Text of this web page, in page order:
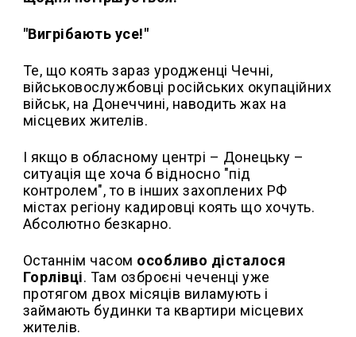
"Вигрібають усе!"
Те, що коять зараз уродженці Чечні,
військовослужбовці російських окупаційних
військ, на Донеччині, наводить жах на
місцевих жителів.
І якщо в обласному центрі – Донецьку –
ситуація ще хоча б відносно "під
контролем", то в інших захоплених РФ
містах регіону кадировці коять що хочуть.
Абсолютно безкарно.
Останнім часом особливо дісталося
Горлівці. Там озброєні чеченці уже
протягом двох місяців виламують і
займають будинки та квартири місцевих
жителів.